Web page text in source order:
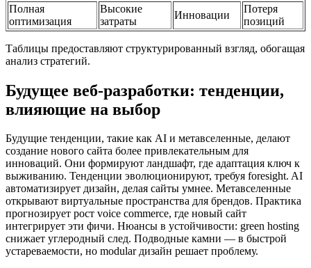
Полная
оптимизация
Высокие
затраты
Инновации
Потеря
позиций
Таблицы предоставляют структурированный взгляд, обогащая
анализ стратегий.
Будущее веб-разработки: тенденции,
влияющие на выбор
Будущие тенденции, такие как AI и метавселенные, делают
создание нового сайта более привлекательным для
инноваций. Они формируют ландшафт, где адаптация ключ к
выживанию. Тенденции эволюционируют, требуя foresight. AI
автоматизирует дизайн, делая сайты умнее. Метавселенные
открывают виртуальные пространства для брендов. Практика
прогнозирует рост voice commerce, где новый сайт
интегрирует эти фичи. Нюансы в устойчивости: green hosting
снижает углеродный след. Подводные камни — в быстрой
устареваемости, но modular дизайн решает проблему.